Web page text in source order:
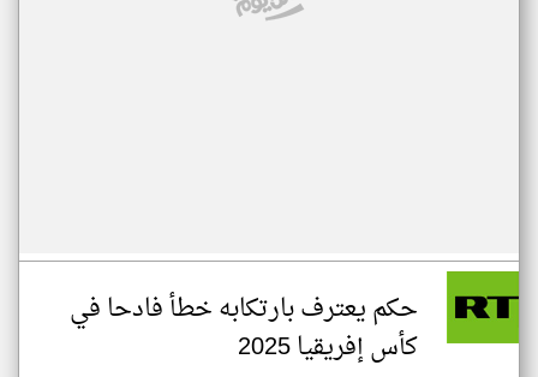
حكم يعترف بارتكابه خطأ فادحا في
كأس إفريقيا 2025